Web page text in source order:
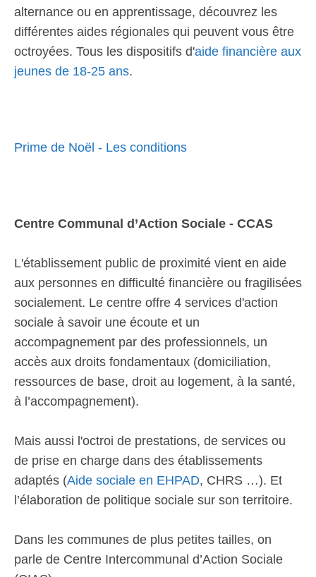
alternance ou en apprentissage, découvrez les
différentes aides régionales qui peuvent vous être
octroyées. Tous les dispositifs d'aide financière aux
jeunes de 18-25 ans.
Prime de Noël - Les conditions
Centre Communal d’Action Sociale - CCAS
L'établissement public de proximité vient en aide
aux personnes en difficulté financière ou fragilisées
socialement. Le centre offre 4 services d'action
sociale à savoir une écoute et un
accompagnement par des professionnels, un
accès aux droits fondamentaux (domiciliation,
ressources de base, droit au logement, à la santé,
à l’accompagnement).
Mais aussi l'octroi de prestations, de services ou
de prise en charge dans des établissements
adaptés (Aide sociale en EHPAD, CHRS …). Et
l’élaboration de politique sociale sur son territoire.
Dans les communes de plus petites tailles, on
parle de Centre Intercommunal d’Action Sociale